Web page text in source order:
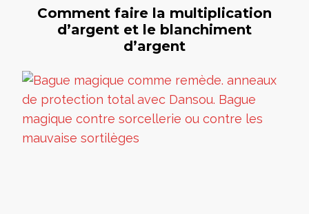
Comment faire la multiplication
d’argent et le blanchiment
d’argent